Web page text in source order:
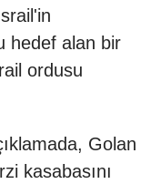
hedef alan bir
ordusu
Golan
kasabasını